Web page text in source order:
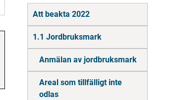
Gå
direkt
till
innehåll
Att beakta 2022
1.1 Jordbruksmark
Anmälan av jordbruksmark
Areal som tillfälligt inte
odlas